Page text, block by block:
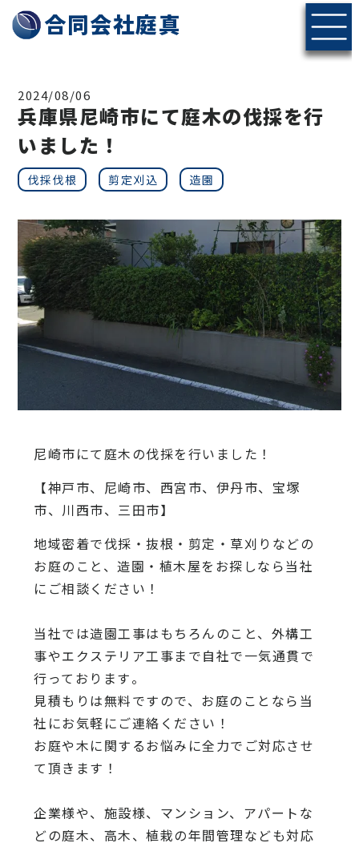
神戸・北摂エリアの伐採・剪定なら合同会社庭真へ
合同会社庭真
2024/08/06
兵庫県尼崎市にて庭木の伐採を行
いました！
伐採伐根 剪定刈込 造園
尼崎市にて庭木の伐採を行いました！
【神戸市、尼崎市、西宮市、伊丹市、宝塚
市、川西市、三田市】
地域密着で伐採・抜根・剪定・草刈りなどの
お庭のこと、造園・ 植木屋をお探しなら当社
にご相談ください！
当社では造園工事はもちろんのこと、 外構工
事やエクステリア工事まで自社で一気通貫で
行っております。
見積もりは無料ですので、 お庭のことなら当
社にお気軽にご連絡ください！
お庭や木に関するお悩みに全力でご対応させ
て頂きます！
企業様や、施設様、マンション、アパートな
どの庭木、高木、植栽の年間管理なども対応